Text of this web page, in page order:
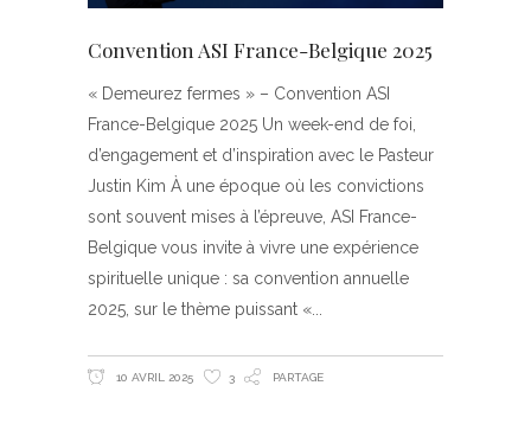
Convention ASI France-Belgique 2025
« Demeurez fermes » – Convention ASI
France-Belgique 2025 Un week-end de foi,
d’engagement et d’inspiration avec le Pasteur
Justin Kim À une époque où les convictions
sont souvent mises à l’épreuve, ASI France-
Belgique vous invite à vivre une expérience
spirituelle unique : sa convention annuelle
2025, sur le thème puissant «
10 AVRIL 2025 3 PARTAGE